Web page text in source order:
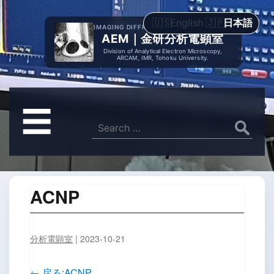
English 日本語
IMAGING DIFFRACTION SPECTROMETRY
AEM｜金研分析電顕室
Division of Analytical Electron Microscopy,
ARCAM, IMR, Tohoku University.
☰
ー
Search
for:
ACNP
分析電顕室 |2023-10-21